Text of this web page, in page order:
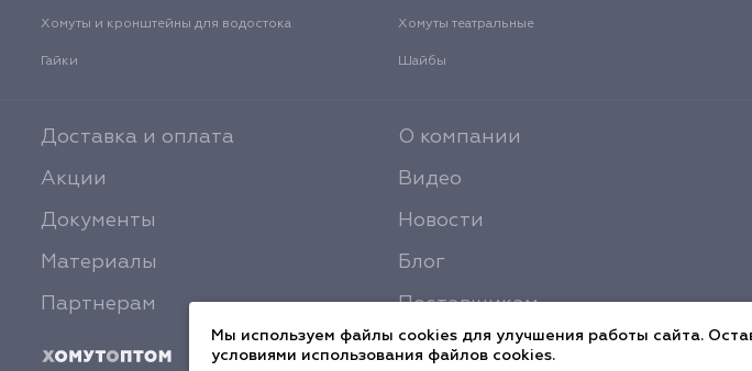
Хомуты и кронштейны для водостока Хомуты театральные
Гайки Шайбы
Доставка и оплата
Акции
Документы
Материалы
Партнерам
О компании
Видео
Новости
Блог
Поставщикам
© 2026 ХомутОптом Политика конфиденциальности
Мы используем файлы cookies для улучшения работы сайта.
условиями использования файлов cookies.